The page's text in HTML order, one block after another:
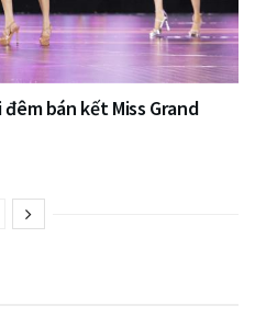
bán kết Miss Grand